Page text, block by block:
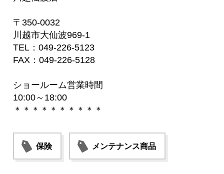
〒350-0032
川越市大仙波969-1
TEL：049-226-5123
FAX：049-226-5128
ショールーム営業時間
10:00～18:00
＊＊＊＊＊＊＊＊＊＊
保険 メンテナンス商品